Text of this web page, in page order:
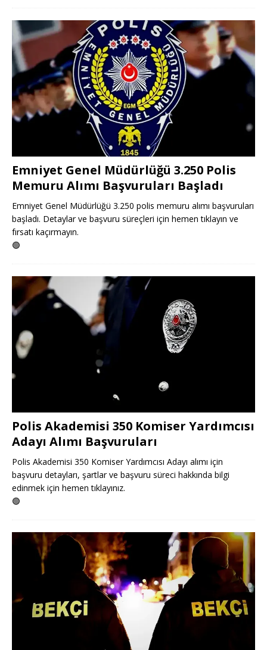
Emniyet Genel Müdürlüğü 3.250 Polis
Memuru Alımı Başvuruları Başladı
Emniyet Genel Müdürlüğü 3.250 polis memuru alımı başvuruları
başladı. Detaylar ve başvuru süreçleri için hemen tıklayın ve
fırsatı kaçırmayın.
🟢
Polis Akademisi 350 Komiser Yardımcısı
Adayı Alımı Başvuruları
Polis Akademisi 350 Komiser Yardımcısı Adayı alımı için
başvuru detayları, şartlar ve başvuru süreci hakkında bilgi
edinmek için hemen tıklayınız.
🟢